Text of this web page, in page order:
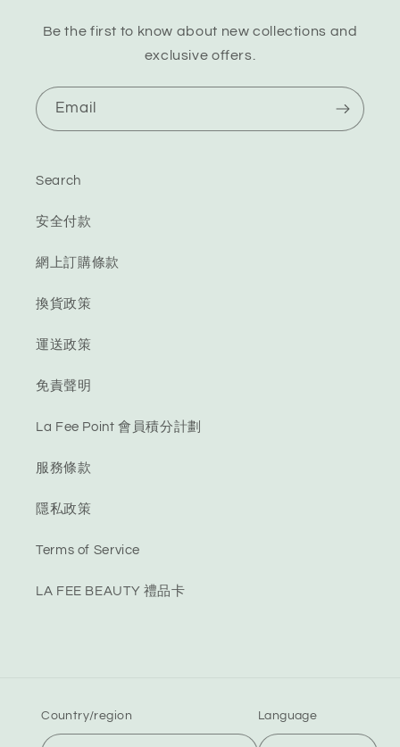
Be the first to know about new collections and
exclusive offers.
Email
Search
安全付款
網上訂購條款
換貨政策
運送政策
免責聲明
La Fee Point 會員積分計劃
服務條款
隱私政策
Terms of Service
LA FEE BEAUTY 禮品卡
Country/region Language